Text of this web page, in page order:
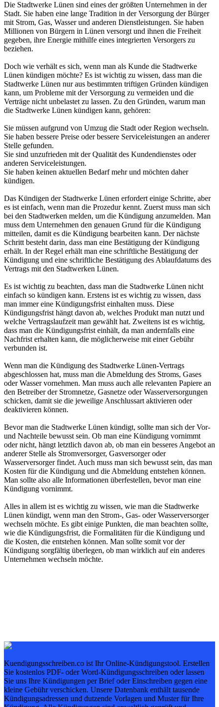
Die Stadtwerke Lünen sind eines der größten Unternehmen in der
Stadt. Sie haben eine lange Tradition in der Versorgung der Bürger
mit Strom, Gas, Wasser und anderen Dienstleistungen. Sie haben
Millionen von Bürgern in Lünen versorgt und ihnen die Freiheit
gegeben, ihre Energie mithilfe eines integrierten Versorgers zu
beziehen.
Doch wie verhält es sich, wenn man als Kunde die Stadtwerke
Lünen kündigen möchte? Es ist wichtig zu wissen, dass man die
Stadtwerke Lünen nur aus bestimmten triftigen Gründen kündigen
kann, um Probleme mit der Versorgung zu vermeiden und die
Verträge nicht unbelastet zu lassen. Zu den Gründen, warum man
die Stadtwerke Lünen kündigen kann, gehören:
Sie müssen aufgrund von Umzug die Stadt oder Region wechseln.
Sie haben bessere Preise oder bessere Serviceleistungen an anderer
Stelle gefunden.
Sie sind unzufrieden mit der Qualität des Kundendienstes oder
anderen Serviceleistungen.
Sie haben keinen aktuellen Bedarf mehr und möchten daher
kündigen.
Das Kündigen der Stadtwerke Lünen erfordert einige Schritte, aber
es ist einfach, wenn man die Prozedur kennt. Zuerst muss man sich
bei den Stadtwerken melden, um die Kündigung anzumelden. Man
muss dem Unternehmen den genauen Grund für die Kündigung
mitteilen, damit es die Kündigung bearbeiten kann. Der nächste
Schritt besteht darin, dass man eine Bestätigung der Kündigung
erhält. In der Regel erhält man eine schriftliche Bestätigung der
Kündigung und eine schriftliche Bestätigung des Ablaufdatums des
Vertrags mit den Stadtwerken Lünen.
Es ist wichtig zu beachten, dass man die Stadtwerke Lünen nicht
einfach so kündigen kann. Erstens ist es wichtig zu wissen, dass
man immer eine Kündigungsfrist einhalten muss. Diese
Kündigungsfrist hängt davon ab, welches Produkt man nutzt und
welche Vertragslaufzeit man gewählt hat. Zweitens ist es wichtig,
dass man die Kündigungsfrist einhält, da man andernfalls eine
Nachfrist erhalten kann, die möglicherweise mit einer Gebühr
verbunden ist.
Wenn man die Kündigung des Stadtwerke Lünen-Vertrags
abgeschlossen hat, muss man die Abmeldung des Stroms, Gases
oder Wasser vornehmen. Man muss auch alle relevanten Papiere an
den Betreiber der Stromnetze, Gasnetze oder Wasserversorgungen
schicken, damit sie die jeweilige Anschlussart aktivieren oder
deaktivieren können.
Bevor man die Stadtwerke Lünen kündigt, sollte man sich der Vor-
und Nachteile bewusst sein. Ob man eine Kündigung vornimmt
oder nicht, hängt letztlich davon ab, ob man ein besseres Angebot an
anderer Stelle als Stromversorger, Gasversorger oder
Wasserversorger findet. Auch muss man sich bewusst sein, das man
Kosten für die Kündigung und die Abmeldung entstehen können.
Man sollte also alle Informationen überfestellen, bevor man eine
Kündigung vornimmt.
Alles in allem ist es wichtig zu wissen, wie man die Stadtwerke
Lünen kündigt, wenn man den Strom-, Gas- oder Wasserversorger
wechseln möchte. Es gibt einige Punkten, die man beachten sollte,
wie die Kündigungsfrist, die Formalitäten für die Kündigung und
die Kosten, die entstehen können. Man sollte somit vor der
Kündigung sorgfältig überlegen, ob man wirklich auf ein anderes
Unternehmen wechseln möchte.
Kuendigungsschreiben.co ist Ihr Online-Kündigungstool. Erstellen
Sie kostenlos PDF- oder Word-Kündigungsschreiben oder lassen
Sie uns Ihre Kündigungen per Brief oder Einschreiben gegen eine
kleine Gebühr verschicken. Unsere Datenbank enthält tausende
Kündigungsadressen und dutzende Vorlagen und Muster für Ihre